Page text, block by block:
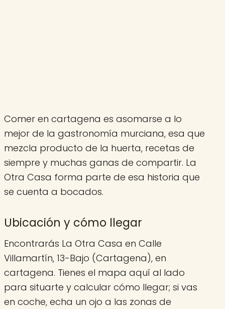
Comer en cartagena es asomarse a lo
mejor de la gastronomía murciana, esa que
mezcla producto de la huerta, recetas de
siempre y muchas ganas de compartir. La
Otra Casa forma parte de esa historia que
se cuenta a bocados.
Ubicación y cómo llegar
Encontrarás La Otra Casa en Calle
Villamartín, 13-Bajo (Cartagena), en
cartagena. Tienes el mapa aquí al lado
para situarte y calcular cómo llegar; si vas
en coche, echa un ojo a las zonas de